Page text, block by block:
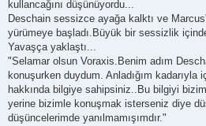
kullancağını düşünüyordu...
Deschain sessizce ayağa kalktı ve
yürümeye başladı.Büyük bir sessizlik
Yavaşça yaklaştı...
"Selamar olsun Voraxis.Benim adım
konuşurken duydum. Anladığım kadarıyla
hakkında bilgiye sahipsiniz..Bu bilgiyi
yerine bizimle konuşmak isterseniz diye
düşüncelerimde yanılmamışımdır."